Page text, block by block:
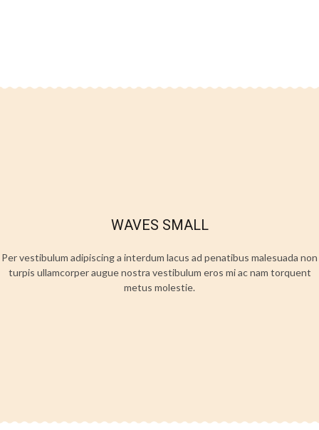
WAVES SMALL
Per vestibulum adipiscing a interdum lacus ad penatibus malesuada non
turpis ullamcorper augue nostra vestibulum eros mi ac nam torquent
metus molestie.